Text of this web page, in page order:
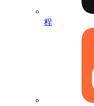
程